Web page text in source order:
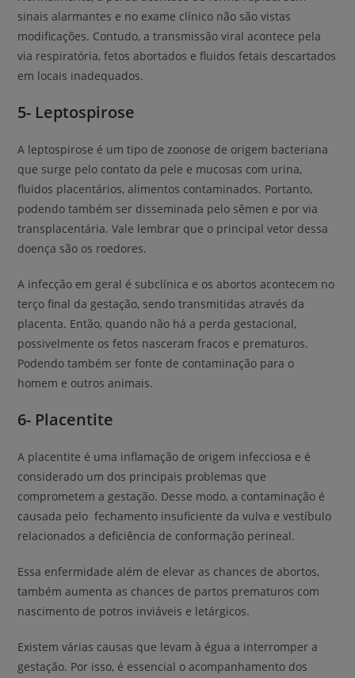
sinais alarmantes e no exame clínico não são vistas
modificações. Contudo, a transmissão viral acontece pela
via respiratória, fetos abortados e fluidos fetais descartados
em locais inadequados.
5- Leptospirose
A leptospirose é um tipo de zoonose de origem bacteriana
que surge pelo contato da pele e mucosas com urina,
fluidos placentários, alimentos contaminados. Portanto,
podendo também ser disseminada pelo sêmen e por via
transplacentária. Vale lembrar que o principal vetor dessa
doença são os roedores.
A infecção em geral é subclínica e os abortos acontecem no
terço final da gestação, sendo transmitidas através da
placenta. Então, quando não há a perda gestacional,
possivelmente os fetos nasceram fracos e prematuros.
Podendo também ser fonte de contaminação para o
homem e outros animais.
6- Placentite
A placentite é uma inflamação de origem infecciosa e é
considerado um dos principais problemas que
comprometem a gestação. Desse modo, a contaminação é
causada pelo fechamento insuficiente da vulva e vestíbulo
relacionados a deficiência de conformação perineal.
Essa enfermidade além de elevar as chances de abortos,
também aumenta as chances de partos prematuros com
nascimento de potros inviáveis e letárgicos.
Existem várias causas que levam à égua a interromper a
gestação. Por isso, é essencial o acompanhamento dos